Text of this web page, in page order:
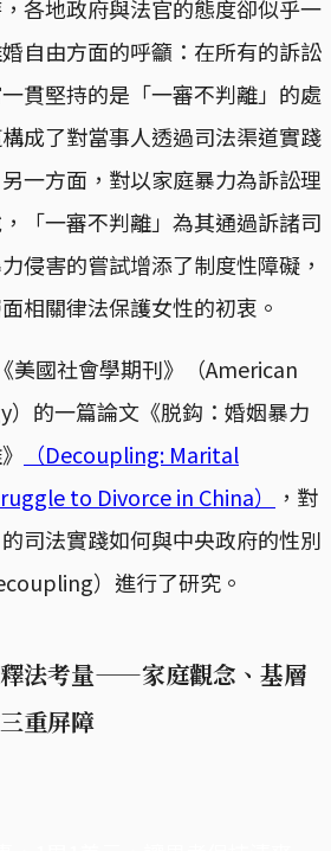
各地政府與法官的態度卻似乎一
自由方面的呼籲：在所有的訴訟
貫堅持的是「一審不判離」的處
成了對當事人透過司法渠道實踐
一方面，對以家庭暴力為訴訟理
「一審不判離」為其通過訴諸司
侵害的嘗試增添了制度性障礙，
相關律法保護女性的初衷。
美國社會學期刊》（American
的一篇論文《脱鈎：婚姻暴力
（Decoupling: Marital
to Divorce in China）
，對
司法實踐如何與中央政府的性別
）進行了研究。
釋法考量——家庭觀念、基層
重屏障